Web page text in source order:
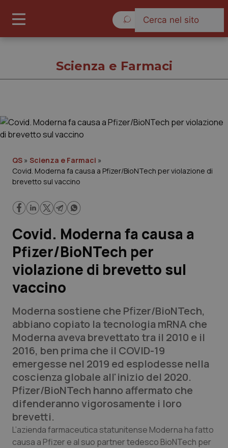
Governo e Parlamento
Regioni e Asl
Lavoro e Professioni
Scienza e Farmaci
Studi e Analisi
Lettere al direttore
Edizioni Regionali
QS Pro
Professionisti Sanitari.AI
Abruzzo
Basilicata
QS Pro Gold
Artrite & artrosi
QS Club Newsletter
Scienza e Farmaci
QS » Scienza e Farmaci »
Covid. Moderna fa causa a Pfizer/BioNTech per violazione di
brevetto sul vaccino
Covid. Moderna fa causa a
Pfizer/BioNTech per
violazione di brevetto sul
vaccino
Moderna sostiene che Pfizer/BioNTech,
abbiano copiato la tecnologia mRNA che
Moderna aveva brevettato tra il 2010 e il
2016, ben prima che il COVID-19
emergesse nel 2019 ed esplodesse nella
coscienza globale all'inizio del 2020.
Pfizer/BioNTech hanno affermato che
difenderanno vigorosamente i loro
brevetti.
L’azienda farmaceutica statunitense Moderna ha fatto
causa a Pfizer e al suo partner tedesco BioNTech per